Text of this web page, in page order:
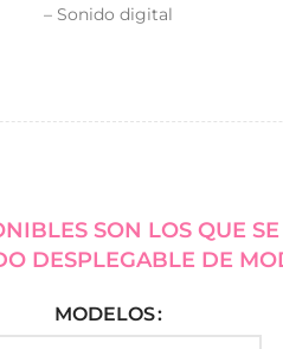
– Sonido digital
SON LOS QUE
DESPLEGABLE DE
MODELOS